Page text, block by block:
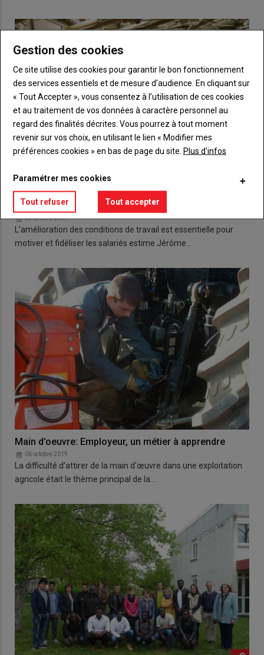
Evaluation des risques : Systera, un facilitateur de la
vie de l'employeur
28 octobre 2019
L'amélioration des conditions de travail est essentielle pour
motiver et fidéliser les salariés estime Jérôme…
Main d'oeuvre: Employeur, un métier à apprendre
06 octobre 2019
La difficulté d'attirer de la main d'œuvre dans une exploitation
agricole était le thème principal de la…
Gestion des cookies
Ce site utilise des cookies pour garantir le bon fonctionnement
des services essentiels et de mesure d’audience. En cliquant sur
« Tout Accepter », vous consentez à l’utilisation de ces cookies
et au traitement de vos données à caractère personnel au
regard des finalités décrites. Vous pourrez à tout moment
revenir sur vos choix, en utilisant le lien « Modifier mes
préférences cookies » en bas de page du site. Plus d'infos
Paramétrer mes cookies
Tout refuser Tout accepter